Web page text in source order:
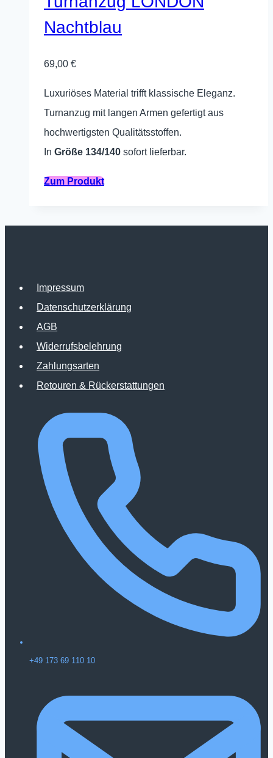
Nachtblau
69,00 €
Luxuriöses Material trifft klassische Eleganz.
Turnanzug mit langen Armen gefertigt aus
hochwertigsten Qualitätsstoffen.
In Größe 134/140 sofort lieferbar.
Zum ProduktDieses
gewählt
werden
Impressum
Datenschutzerklärung
AGB
Widerrufsbelehrung
Zahlungsarten
Retouren & Rückerstattungen
+49 173 69 110 10